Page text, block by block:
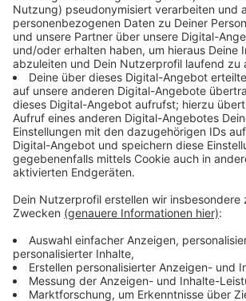
des Bundes miteingeplant. Ein
Schwerpunkt liegt auf Radwegen.
etwa bei einem Bürgerradweg (L10)
Anzeige
Sanierung auch für Fahrbahn
Anzeige
In Rheinberg soll der Radweg auf dem
zwischen Bahn und Damschenweg
Auch die Fahrbahn soll dabei erneuert
Voerde profitiert die L396. Zwischen
B8 sollen ebenfalls Fahrbahn,